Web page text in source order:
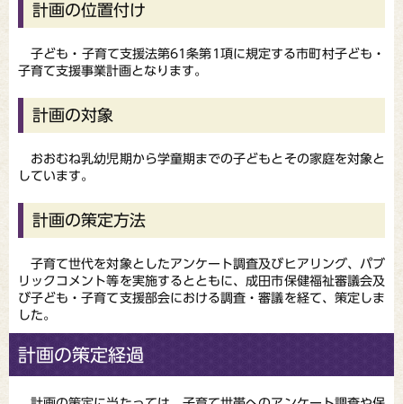
計画の位置付け
子ども・子育て支援法第61条第1項に規定する市町村子ども・
子育て支援事業計画となります。
計画の対象
おおむね乳幼児期から学童期までの子どもとその家庭を対象と
しています。
計画の策定方法
子育て世代を対象としたアンケート調査及びヒアリング、パブ
リックコメント等を実施するとともに、成田市保健福祉審議会及
び子ども・子育て支援部会における調査・審議を経て、策定しま
した。
計画の策定経過